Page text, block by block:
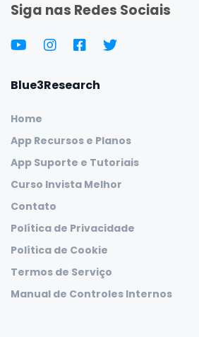
Siga nas Redes Sociais
Blue3Research
Home
App Recursos e Planos
App Suporte e Tutoriais
Curso Invista Melhor
Contato
Política de Privacidade
Política de Cookie
Termos de Serviço
Manual de Controles Internos